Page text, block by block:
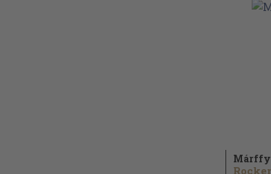
Márffy